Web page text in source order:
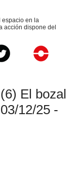
espacio en la
acción dispone del
El bozal
12/25 -